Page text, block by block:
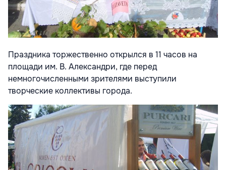
Праздника торжественно открылся в 11 часов на
площади им. В. Александри, где перед
немногочисленными зрителями выступили
творческие коллективы города.